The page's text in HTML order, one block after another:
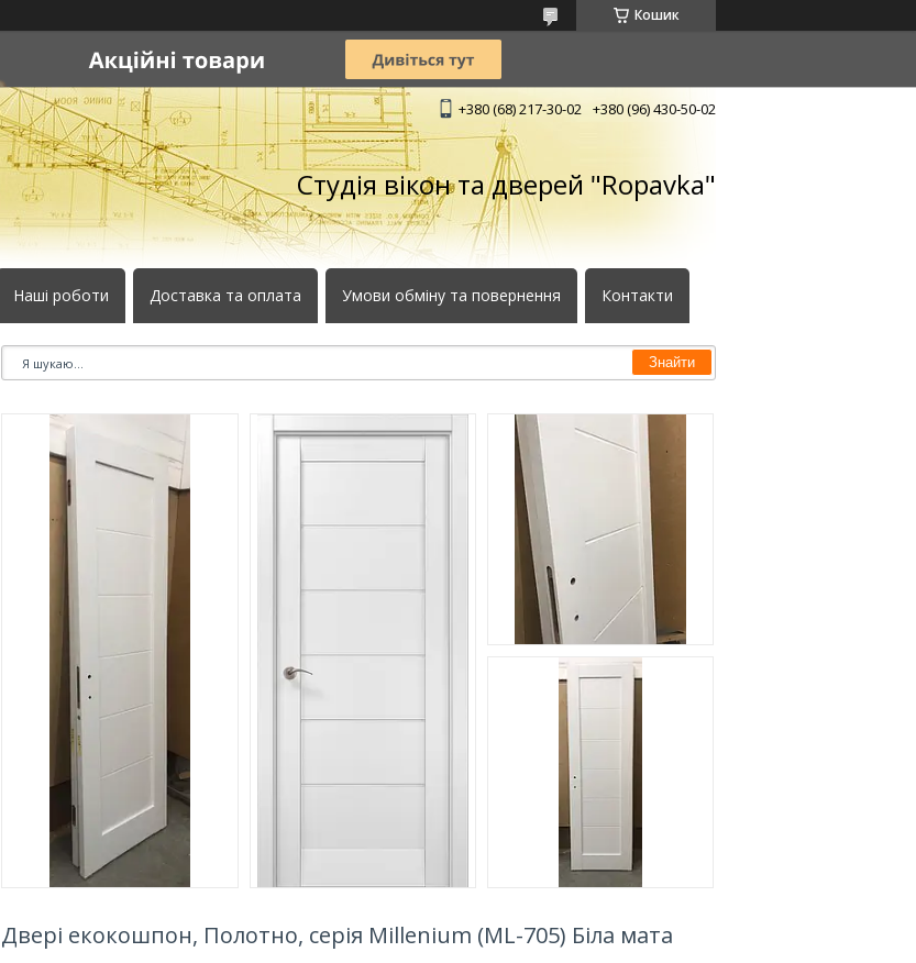
Кошик
+380 (68) 217-30-02 +380 (96) 430-50-02
Студія вікон та дверей "Ropavka"
Наші роботи Доставка та оплата Умови обміну та повернення Контакти
Знайти
Двері екокошпон, Полотно, серія Millenium (ML-705) Біла мата